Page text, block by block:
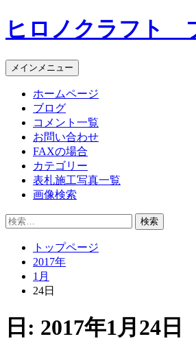
コ
ン
ン
ツ
ヒロノクラフト
メインメニュー
ホームページ
ブログ
コメント一覧
お問い合わせ
FAXの場合
カテゴリー
表札施工写真一覧
画像検索
検
トップページ
2017年
1月
24日
日: 2017年1月24日